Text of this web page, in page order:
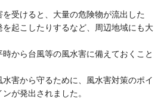
受けると、大量の危険物が流出した
を起こしたりするなど、周辺地域にも大
から台風等の風水害に備えておくこと
害から守るために、風水害対策のポイ
が発出されました。